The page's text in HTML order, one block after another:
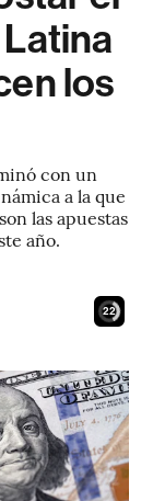
los
con un
a la que
las apuestas
año.
20